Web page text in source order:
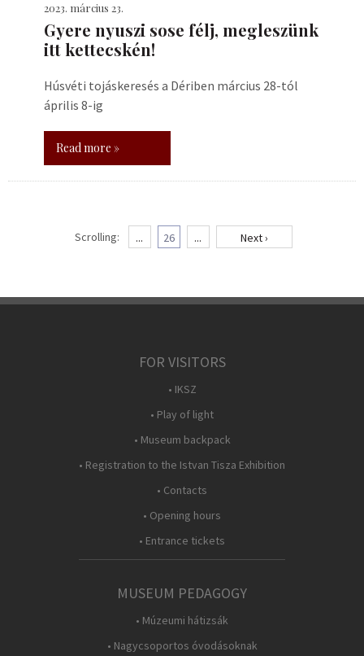
2023. március 23.
Gyere nyuszi sose félj, megleszünk
itt kettecskén!
Húsvéti tojáskeresés a Dériben március 28-tól
április 8-ig
Read more »
Scrolling: ... 26 ... Next ›
FOR VISITORS
• IKSZ
• Play of light
• Museum backpack
• Registration to the Istvan Tisza Exhibition
• Contacts
• Opening hours
• Entrance tickets
MUSEUM PEDAGOGY
• Múzeumi hátizsák
• Nagycsoportos óvodásoknak